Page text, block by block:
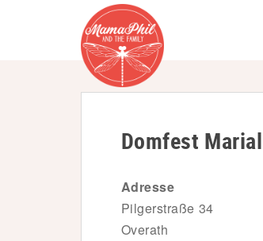
Domfest
Adresse
Pilgerstraße 34
Overath